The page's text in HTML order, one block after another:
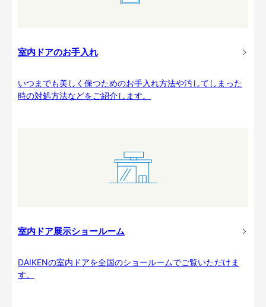
室内ドアのお手入れ
いつまでも美しく保つためのお手入れ方法や汚してしまった
時の対処方法などをご紹介します。
室内ドア展示ショールーム
DAIKENの室内ドアを全国のショールームでご覧いただけま
す。